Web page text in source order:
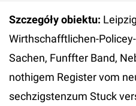
Szczegóły obiektu:
Wirthschafftlichen-
Sachen, Funffter Band,
nothigem Register vom
sechzigstenzum Stuck